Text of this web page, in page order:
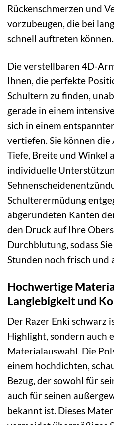
Rückenschmerzen und
vorzubeugen, die bei
schnell auftreten können.
Die verstellbaren 4D-
Ihnen, die perfekte
Schultern zu finden,
gerade in einem
sich in einem
vertiefen. Sie können
Tiefe, Breite und Winkel
individuelle
Schulterermüdung
abgerundeten Kanten
den Druck auf Ihre
Durchblutung, sodass
Stunden noch frisch und
Hochwertige
Langlebigkeit und
Der Razer Enki schwarz
Highlight, sondern auch
Materialauswahl. Die
einem hochdichten,
Bezug, der sowohl für
auch für seinen
bekannt ist. Dieses